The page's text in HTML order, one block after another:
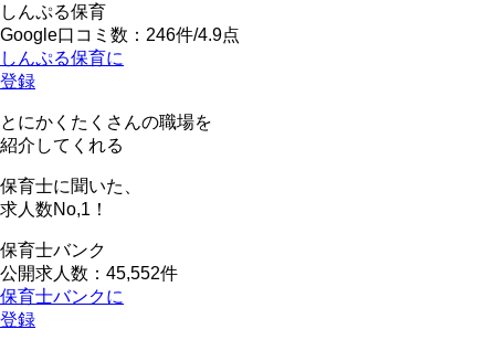
しんぷる保育
Google口コミ数：246件/4.9点
しんぷる保育に
登録
とにかくたくさんの職場を
紹介してくれる
保育士に聞いた、
求人数No,1！
保育士バンク
公開求人数：45,552件
保育士バンクに
登録